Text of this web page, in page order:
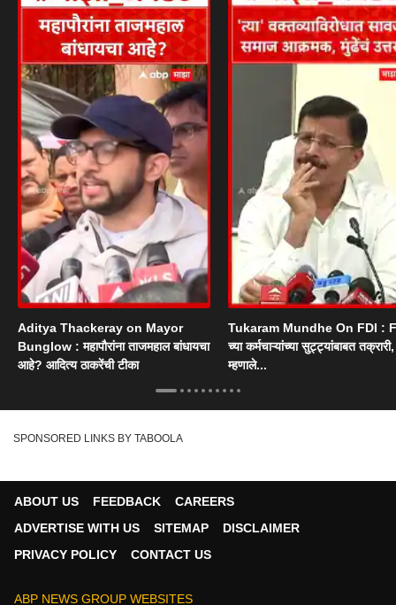
Aditya Thackeray on Mayor
Bunglow : महापौरांना ताजमहाल बांधायचा
आहे? आदित्य ठाकरेंची टीका
Tukaram Mundhe On FDI :
च्या कर्मचाऱ्यांच्या सुट्ट्यांबाबत
म्हणाले...
SPONSORED LINKS BY TABOOLA
ABOUT US FEEDBACK
CAREERS
ADVERTISE WITH US
SITEMAP
DISCLAIMER
PRIVACY POLICY
CONTACT US
ABP NEWS GROUP WEBSITES